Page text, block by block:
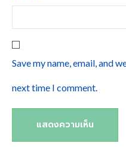
Save my name, email, and
next time I comment.